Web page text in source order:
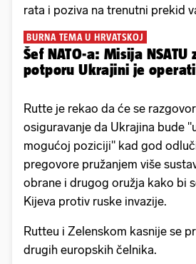
rata i poziva na trenutni prekid
BURNA TEMA U HRVATSKOJ
Šef NATO-a: Misija NSATU
potporu Ukrajini je
Rutte je rekao da će se
osiguravanje da Ukrajina bude
mogućoj poziciji" kad god
pregovore pružanjem više
obrane i drugog oružja kako bi
Kijeva protiv ruske invazije.
Rutteu i Zelenskom kasnije se
drugih europskih čelnika.